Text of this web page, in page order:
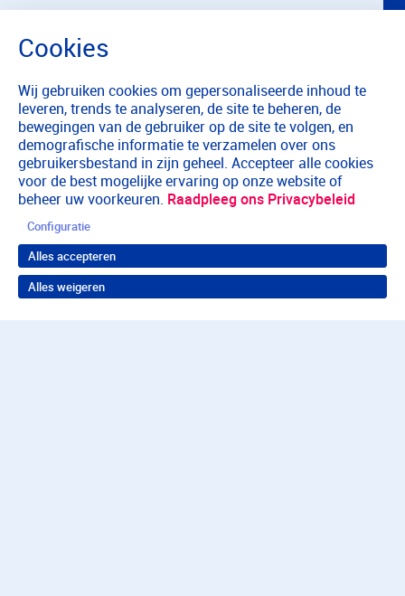
Wij gebruiken cookies om gepersonaliseerde inhoud te
leveren, trends te analyseren, de site te beheren, de
bewegingen van de gebruiker op de site te volgen, en
demografische informatie te verzamelen over ons
gebruikersbestand in zijn geheel. Accepteer alle cookies
voor de best mogelijke ervaring op onze website of
beheer uw voorkeuren. Raadpleeg ons Privacybeleid
Configuratie
Alles accepteren
Alles weigeren